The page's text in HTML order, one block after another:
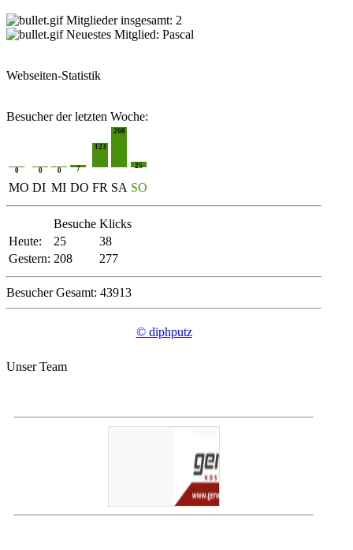
Mitglieder insgesamt: 2
Neuestes Mitglied: Pascal
Webseiten-Statistik
Besucher der letzten Woche:
0 0 0 7
123
208
25
MO DI MI DO FR SA SO
Besuche Klicks
Heute:
25
38
Gestern: 208 277
Besucher Gesamt: 43913
© diphputz
Unser Team